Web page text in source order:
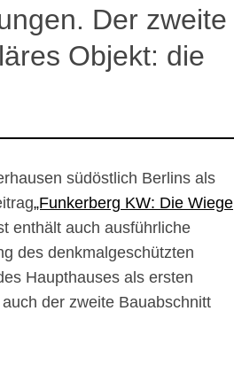
Der zweite
Objekt: die
südöstlich Berlins als
„Funkerberg KW: Die Wiege
enthält auch ausführliche
des denkmalgeschützten
Haupthauses als ersten
der zweite Bauabschnitt